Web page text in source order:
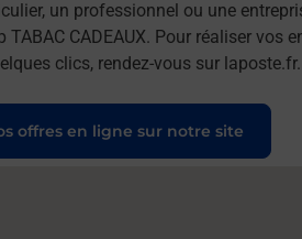
un professionnel ou une
CADEAUX. Pour réaliser vos
clics, rendez-vous sur laposte.fr.
offres en ligne sur notre site